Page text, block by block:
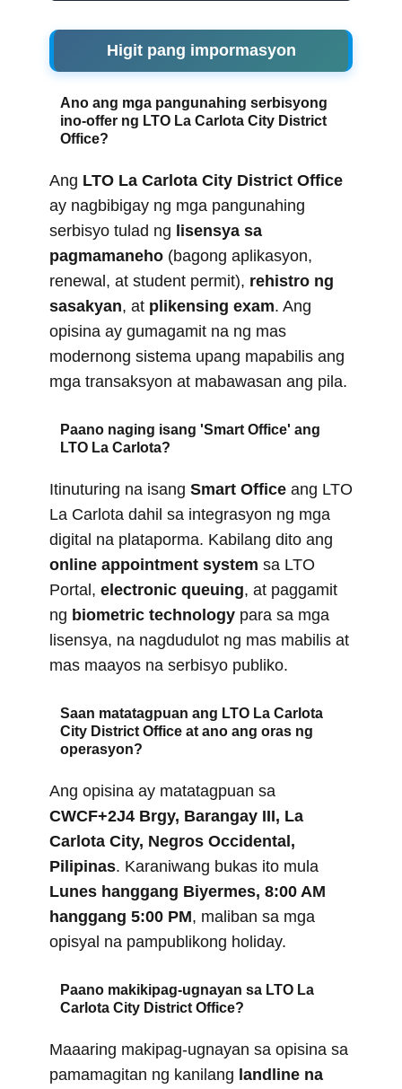
Higit pang impormasyon
Ano ang mga pangunahing serbisyong
ino-offer ng LTO La Carlota City District
Office?
Ang LTO La Carlota City District Office
ay nagbibigay ng mga pangunahing
serbisyo tulad ng lisensya sa
pagmamaneho (bagong aplikasyon,
renewal, at student permit), rehistro ng
sasakyan, at plikensing exam. Ang
opisina ay gumagamit na ng mas
modernong sistema upang mapabilis ang
mga transaksyon at mabawasan ang pila.
Paano naging isang 'Smart Office' ang
LTO La Carlota?
Itinuturing na isang Smart Office ang LTO
La Carlota dahil sa integrasyon ng mga
digital na plataporma. Kabilang dito ang
online appointment system sa LTO
Portal, electronic queuing, at paggamit
ng biometric technology para sa mga
lisensya, na nagdudulot ng mas mabilis at
mas maayos na serbisyo publiko.
Saan matatagpuan ang LTO La Carlota
City District Office at ano ang oras ng
operasyon?
Ang opisina ay matatagpuan sa
CWCF+2J4 Brgy, Barangay III, La
Carlota City, Negros Occidental,
Pilipinas. Karaniwang bukas ito mula
Lunes hanggang Biyermes, 8:00 AM
hanggang 5:00 PM, maliban sa mga
opisyal na pampublikong holiday.
Paano makikipag-ugnayan sa LTO La
Carlota City District Office?
Maaaring makipag-ugnayan sa opisina sa
pamamagitan ng kanilang landline na